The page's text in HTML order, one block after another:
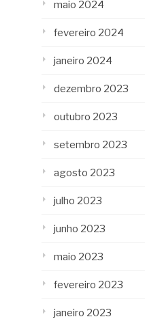
maio 2024
fevereiro 2024
janeiro 2024
dezembro 2023
outubro 2023
setembro 2023
agosto 2023
julho 2023
junho 2023
maio 2023
fevereiro 2023
janeiro 2023